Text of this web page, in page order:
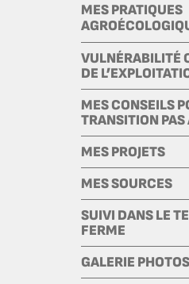
MES PRATIQUES
VULNÉRABILITÉ
DE
MES CONSEILS
TRANSITION PAS
MES PROJETS
MES SOURCES
SUIVI DANS LE
FERME
GALERIE PHOTOS